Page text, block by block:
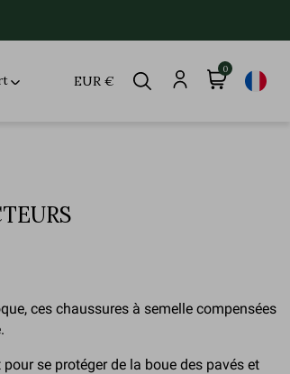
EUR €
0
ces chaussures à semelle compensées
se protéger de la boue des pavés et